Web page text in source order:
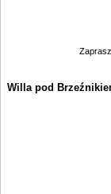
Willa pod